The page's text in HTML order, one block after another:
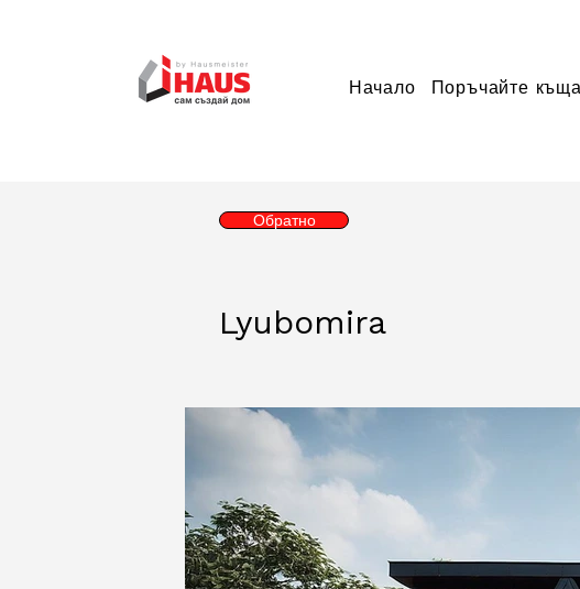
Начало Поръчайте къща
Обратно
Lyubomira